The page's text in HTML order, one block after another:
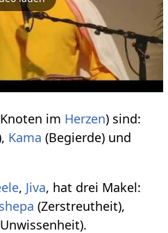
im Herzen) sind:
Kama (Begierde) und
, Jiva, hat drei Makel:
(Zerstreutheit),